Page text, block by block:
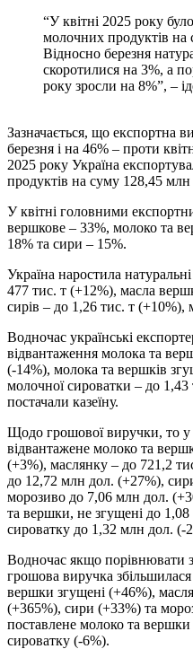
“У квітні 2025 року
молочних продуктів
Відносно березня
скоротилися на 3%, а
року зросли на 8%”, –
Зазначається, що експортна
березня і на 46% – проти
2025 року Україна
продуктів на суму 128,45
У квітні головними
вершкове – 33%, молоко та
18% та сири – 15%.
Україна наростила
477 тис. т (+12%), масла
сирів – до 1,26 тис. т
Водночас українські
відвантаження молока та
(-14%), молока та вершків
молочної сироватки – до
постачали казеїну.
Щодо грошової виручки, то у
відвантажене молоко та
(+3%), маслянку – до 721,2
до 12,72 млн дол. (+27%),
морозиво до 7,06 млн дол.
та вершки, не згущені до
сироватку до 1,32 млн дол. (-
Водночас якщо порівнювати
грошова виручка
вершки згущені (+46%),
(+365%), сири (+33%) та
поставлене молоко та
сироватку (-6%).